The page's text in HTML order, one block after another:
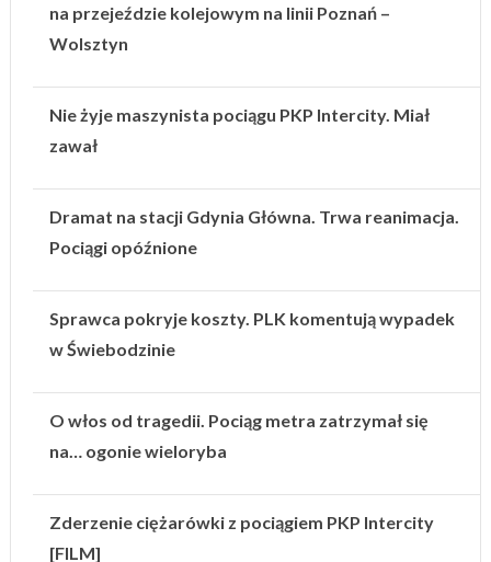
na przejeździe kolejowym na linii Poznań –
Wolsztyn
Nie żyje maszynista pociągu PKP Intercity. Miał
zawał
Dramat na stacji Gdynia Główna. Trwa reanimacja.
Pociągi opóźnione
Sprawca pokryje koszty. PLK komentują wypadek
w Świebodzinie
O włos od tragedii. Pociąg metra zatrzymał się
na… ogonie wieloryba
Zderzenie ciężarówki z pociągiem PKP Intercity
[FILM]